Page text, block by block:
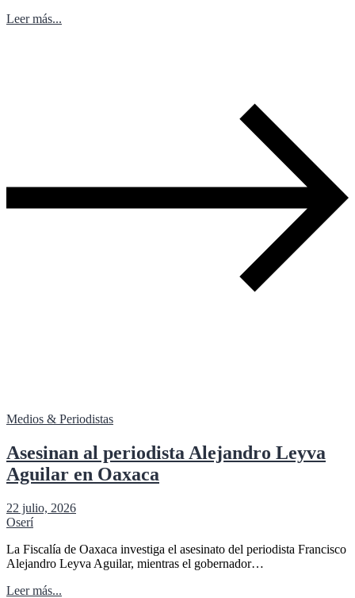
Leer más...
Medios & Periodistas
Asesinan al periodista Alejandro Leyva
Aguilar en Oaxaca
22 julio, 2026
Oserí
La Fiscalía de Oaxaca investiga el asesinato del periodista Francisco
Alejandro Leyva Aguilar, mientras el gobernador…
Leer más...